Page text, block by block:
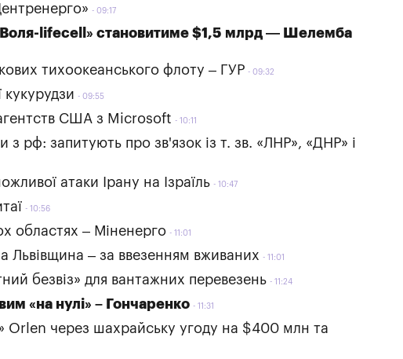
09:17
Воля-lifecell» становитиме $1,5 млрд — Шелемба
тихоокеанського флоту – ГУР 09:32
кукурудзи 09:55
США з Microsoft 10:11
рф: запитують про зв'язок із т. зв. «ЛНР», «ДНР» і
атаки Ірану на Ізраїль 10:47
10:56
областях – Міненерго 11:01
Львівщина – за ввезенням вживаних 11:01
безвіз» для вантажних перевезень 11:24
«на нулі» – Гончаренко 11:31
Orlen через шахрайську угоду на $400 млн та